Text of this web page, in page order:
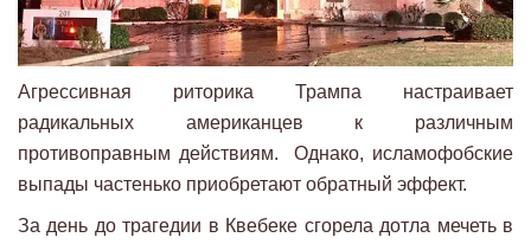
Агрессивная риторика Трампа настраивает
радикальных американцев к различным
противоправным действиям. Однако, исламофобские
выпады частенько приобретают обратный эффект.
За день до трагедии в Квебеке сгорела дотла мечеть в